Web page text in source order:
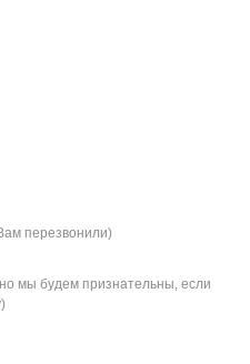
перезвонили)
мы будем признательны, если